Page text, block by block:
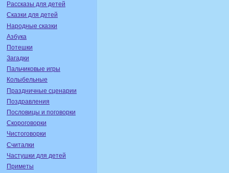
Рассказы для детей
Сказки для детей
Народные сказки
Азбука
Потешки
Загадки
Пальчиковые игры
Колыбельные
Праздничные сценарии
Поздравления
Пословицы и поговорки
Скороговорки
Чистоговорки
Считалки
Частушки для детей
Приметы